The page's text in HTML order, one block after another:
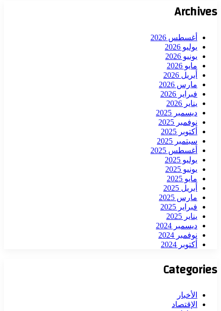
Archives
أغسطس 2026
يوليو 2026
يونيو 2026
مايو 2026
أبريل 2026
مارس 2026
فبراير 2026
يناير 2026
ديسمبر 2025
نوفمبر 2025
أكتوبر 2025
سبتمبر 2025
أغسطس 2025
يوليو 2025
يونيو 2025
مايو 2025
أبريل 2025
مارس 2025
فبراير 2025
يناير 2025
ديسمبر 2024
نوفمبر 2024
أكتوبر 2024
Categories
الأخبار
الإقتصاد